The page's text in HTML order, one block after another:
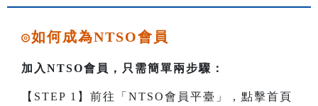
◎如何成為NTSO會員
加入NTSO會員，只需簡單兩步驟：
【STEP 1】前往「NTSO會員平臺」，點擊首頁